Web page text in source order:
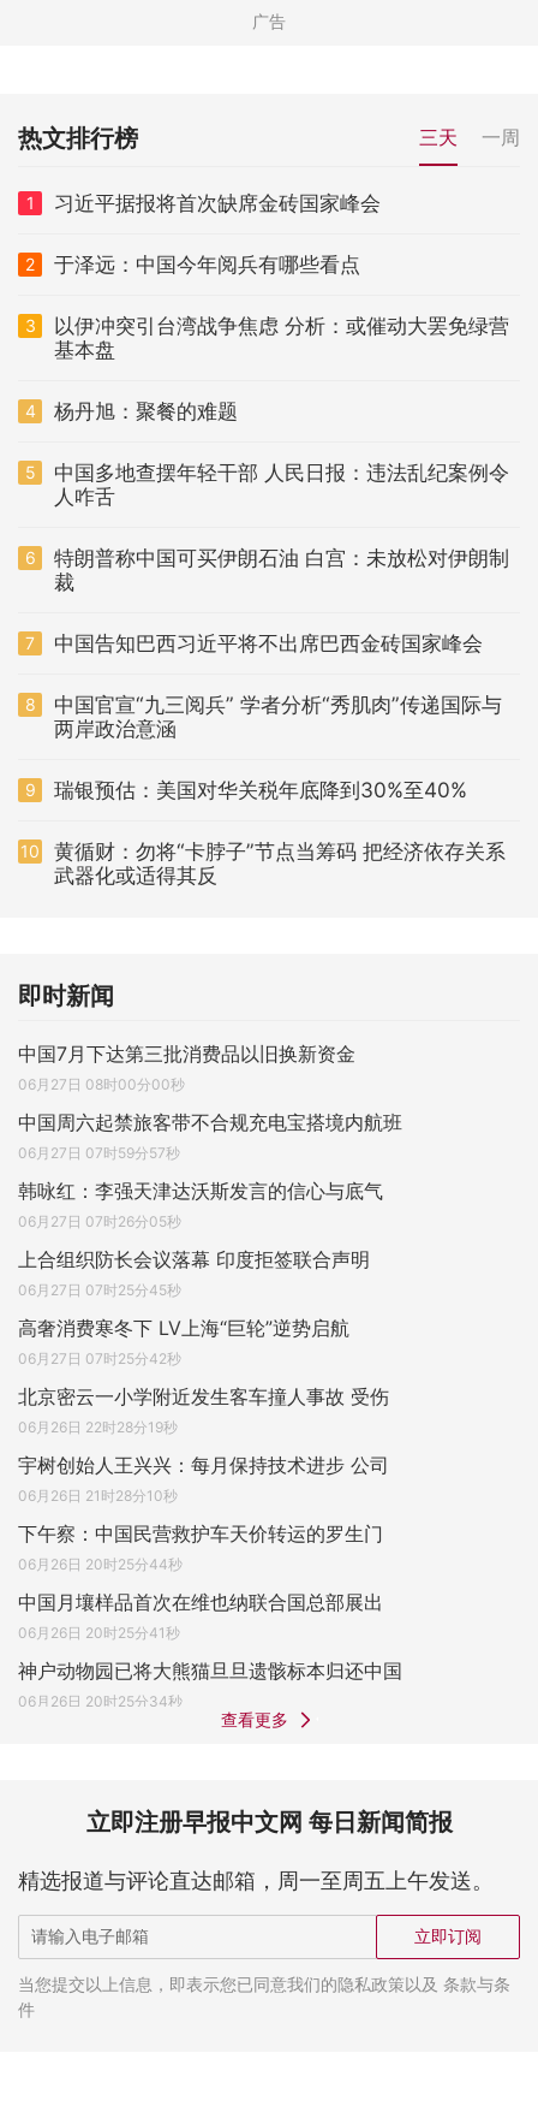
热文排行榜 三天 一周
1 习近平据报将首次缺席金砖国家峰会
2 于泽远：中国今年阅兵有哪些看点
3
以伊冲突引台湾战争焦虑 分析：或催动大罢免绿营
基本盘
4 杨丹旭：聚餐的难题
5
中国多地查摆年轻干部 人民日报：违法乱纪案例令
人咋舌
6
特朗普称中国可买伊朗石油 白宫：未放松对伊朗制
裁
7 中国告知巴西习近平将不出席巴西金砖国家峰会
8
中国官宣“九三阅兵” 学者分析“秀肌肉”传递国际与
两岸政治意涵
9 瑞银预估：美国对华关税年底降到30%至40%
10
黄循财：勿将“卡脖子”节点当筹码 把经济依存关系
武器化或适得其反
即时新闻
中国7月下达第三批消费品以旧换新资金
06月27日 08时00分00秒
中国周六起禁旅客带不合规充电宝搭境内航班
06月27日 07时59分57秒
韩咏红：李强天津达沃斯发言的信心与底气
06月27日 07时26分05秒
上合组织防长会议落幕 印度拒签联合声明
06月27日 07时25分45秒
高奢消费寒冬下 LV上海“巨轮”逆势启航
06月27日 07时25分42秒
北京密云一小学附近发生客车撞人事故 受伤
06月26日 22时28分19秒
宇树创始人王兴兴：每月保持技术进步 公司
06月26日 21时28分10秒
下午察：中国民营救护车天价转运的罗生门
06月26日 20时25分44秒
中国月壤样品首次在维也纳联合国总部展出
06月26日 20时25分41秒
神户动物园已将大熊猫旦旦遗骸标本归还中国
06月26日 20时25分34秒
查看更多
立即注册早报中文网 每日新闻简报
精选报道与评论直达邮箱，周一至周五上午发送。
立即订阅
当您提交以上信息，即表示您已同意我们的隐私政策以及 条款与条
件